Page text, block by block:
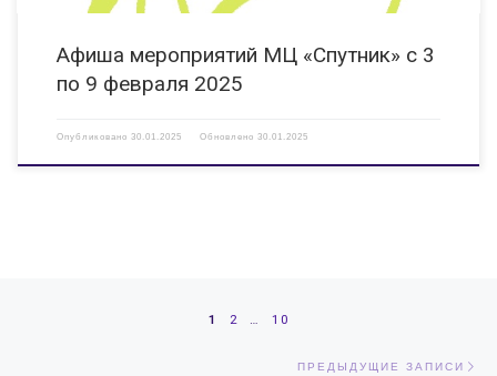
Афиша мероприятий МЦ «Спутник» с 3
по 9 февраля 2025
Опубликовано 30.01.2025 Обновлено 30.01.2025
1 2 … 10
ПРЕДЫДУЩИЕ ЗАПИСИ